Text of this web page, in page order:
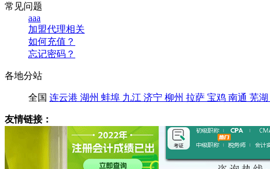
常见问题
aaa
加盟代理相关
如何充值？
忘记密码？
各地分站
全国 连云港 湖州 蚌埠 九江 济宁 柳州 拉萨 宝鸡 南通 芜湖
友情链接：